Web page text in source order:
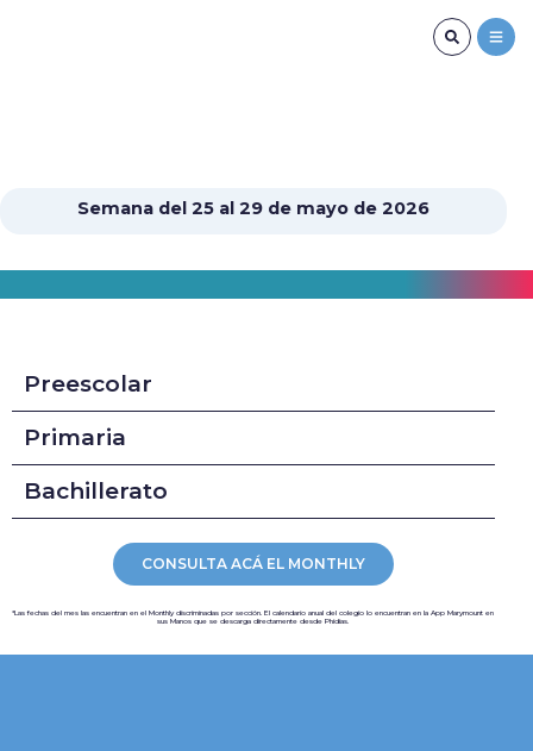
Semana del 25 al 29 de mayo de 2026
Preescolar
Primaria
Bachillerato
CONSULTA ACÁ EL MONTHLY
*Las fechas del mes las encuentran en el Monthly discriminadas por sección. El calendario anual del colegio lo encuentran en la App Marymount en
sus Manos que se descarga directamente desde Phidias.